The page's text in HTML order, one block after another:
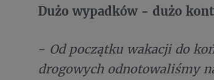
Dużo wypadków - dużo
- Od początku wakacji do
drogowych odnotowaliśmy